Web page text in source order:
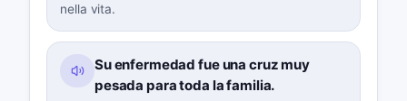
nella vita.
Su enfermedad fue una cruz muy
pesada para toda la familia.